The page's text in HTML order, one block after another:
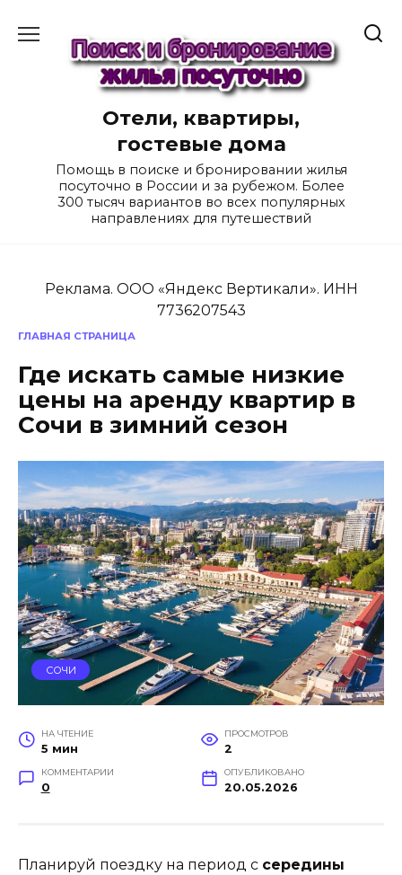
содержанию
Отели, квартиры,
гостевые дома
Помощь в поиске и бронировании жилья
посуточно в России и за рубежом. Более
300 тысяч вариантов во всех популярных
направлениях для путешествий
Реклама. ООО «Яндекс Вертикали». ИНН
7736207543
ГЛАВНАЯ СТРАНИЦА
Где искать самые низкие
цены на аренду квартир в
Сочи в зимний сезон
СОЧИ
НА ЧТЕНИЕ
5 мин
ПРОСМОТРОВ
2
КОММЕНТАРИИ
0
ОПУБЛИКОВАНО
20.05.2026
Планируй поездку на период с середины